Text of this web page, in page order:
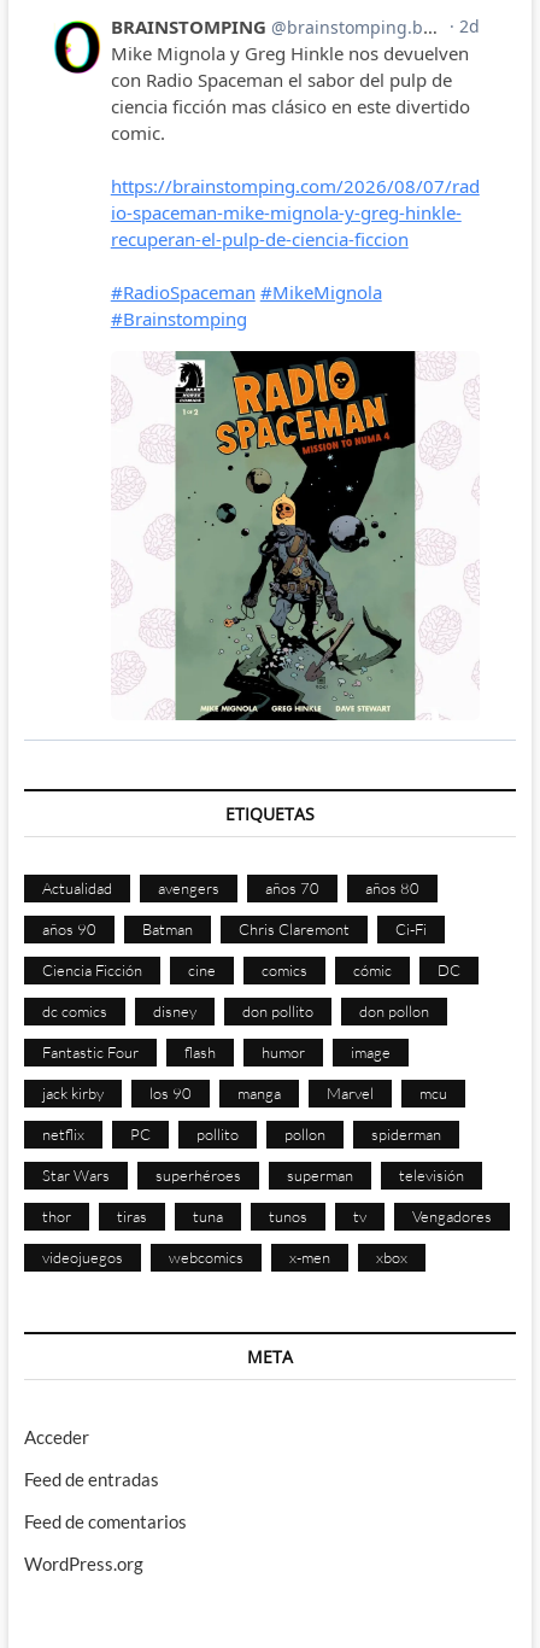
ETIQUETAS
Actualidad avengers años 70 años 80
años 90 Batman Chris Claremont Ci-Fi
Ciencia Ficción cine comics cómic DC
dc comics disney don pollito don pollon
Fantastic Four flash humor image
jack kirby los 90 manga Marvel mcu
netflix PC pollito pollon spiderman
Star Wars superhéroes superman televisión
thor tiras tuna tunos tv Vengadores
videojuegos webcomics x-men xbox
META
Acceder
Feed de entradas
Feed de comentarios
WordPress.org